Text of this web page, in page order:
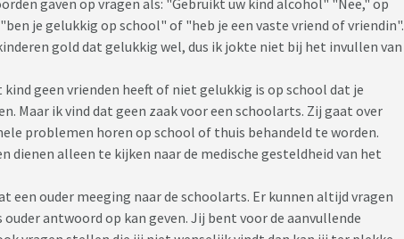
je gelukkig op school" of "heb je een vaste vriend of vriendin".
gold dat gelukkig wel, dus ik jokte niet bij het invullen van
geen vrienden heeft of niet gelukkig is op school dat je
Maar ik vind dat geen zaak voor een schoolarts. Zij gaat over
problemen horen op school of thuis behandeld te worden.
dienen alleen te kijken naar de medische gesteldheid van het
een ouder meeging naar de schoolarts. Er kunnen altijd vragen
antwoord op kan geven. Jij bent voor de aanvullende